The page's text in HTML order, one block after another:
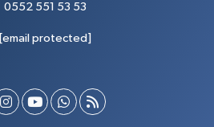
0552 551 53 53
[email protected]